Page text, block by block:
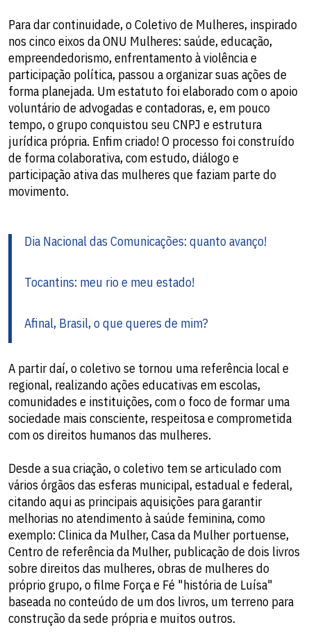
Para dar continuidade, o Coletivo de Mulheres, inspirado
nos cinco eixos da ONU Mulheres: saúde, educação,
empreendedorismo, enfrentamento à violência e
participação política, passou a organizar suas ações de
forma planejada. Um estatuto foi elaborado com o apoio
voluntário de advogadas e contadoras, e, em pouco
tempo, o grupo conquistou seu CNPJ e estrutura
jurídica própria. Enfim criado! O processo foi construído
de forma colaborativa, com estudo, diálogo e
participação ativa das mulheres que faziam parte do
movimento.
Dia Nacional das Comunicações: quanto avanço!
Tocantins: meu rio e meu estado!
Afinal, Brasil, o que queres de mim?
A partir daí, o coletivo se tornou uma referência local e
regional, realizando ações educativas em escolas,
comunidades e instituições, com o foco de formar uma
sociedade mais consciente, respeitosa e comprometida
com os direitos humanos das mulheres.
Desde a sua criação, o coletivo tem se articulado com
vários órgãos das esferas municipal, estadual e federal,
citando aqui as principais aquisições para garantir
melhorias no atendimento à saúde feminina, como
exemplo: Clinica da Mulher, Casa da Mulher portuense,
Centro de referência da Mulher, publicação de dois livros
sobre direitos das mulheres, obras de mulheres do
próprio grupo, o filme Força e Fé "história de Luísa"
baseada no conteúdo de um dos livros, um terreno para
construção da sede própria e muitos outros.